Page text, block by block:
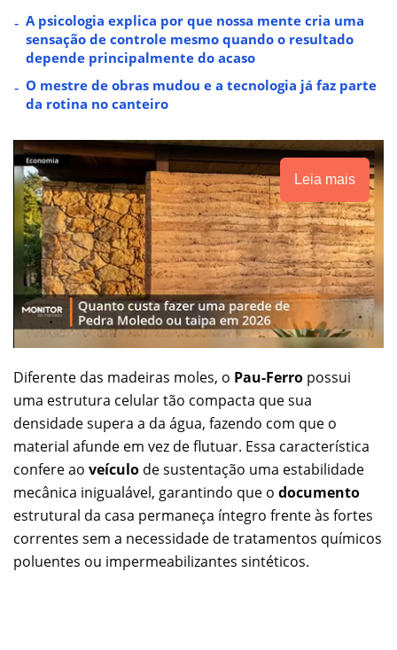
A psicologia explica por que nossa mente cria uma
sensação de controle mesmo quando o resultado
depende principalmente do acaso
O mestre de obras mudou e a tecnologia já faz parte
da rotina no canteiro
Leia mais
Diferente das madeiras moles, o Pau-Ferro possui
uma estrutura celular tão compacta que sua
densidade supera a da água, fazendo com que o
material afunde em vez de flutuar. Essa característica
confere ao veículo de sustentação uma estabilidade
mecânica inigualável, garantindo que o documento
estrutural da casa permaneça íntegro frente às fortes
correntes sem a necessidade de tratamentos químicos
poluentes ou impermeabilizantes sintéticos.